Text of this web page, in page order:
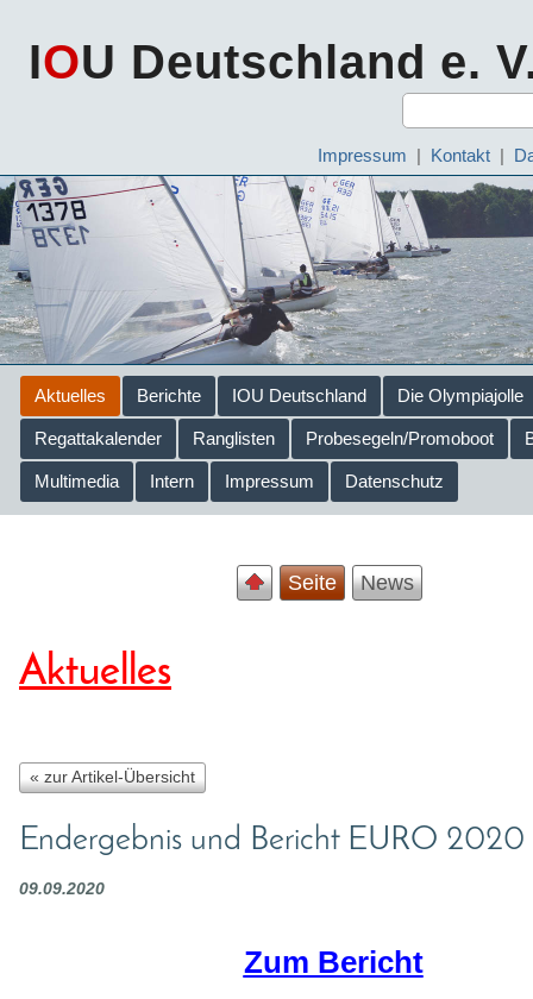
IOU Deutschland e.
Impressum | Kontakt |
Aktuelles Berichte IOU Deutschland Die Olympiajolle
Regattakalender Ranglisten Probesegeln/Promoboot
Multimedia Intern Impressum Datenschutz
Seite News
Aktuelles
« zur Artikel-Übersicht
Endergebnis und Bericht EURO 2020
09.09.2020
Zum Bericht